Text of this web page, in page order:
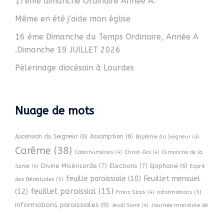
Même en été j’aide mon église
16 ème Dimanche du Temps Ordinaire, Année A
.Dimanche 19 JUILLET 2026
Pèlerinage diocésain à Lourdes
Nuage de mots
Ascension du Seigneur (6) Assomption (6) Baptême du Seigneur (4)
Carême (38) Catéchumènes (4) Christ-Roi (4) Dimanche de la
Santé (4) Divine Miséricorde (7) Elections (7) Epiphanie (6) Esprit
des Béatitudes (5) feuille paroissiale (10) Feuillet mensuel
(12) feuillet paroissial (15) Franz Stock (4) informations (5)
informations paroissiales (9) Jeudi Saint (4) Journée mondiale de